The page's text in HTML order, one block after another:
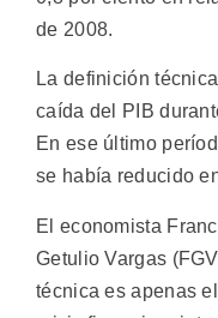
de 2008.
La definición
caída del PIB
En ese último
se había reducido
El economista
Getulio Vargas
técnica es apenas